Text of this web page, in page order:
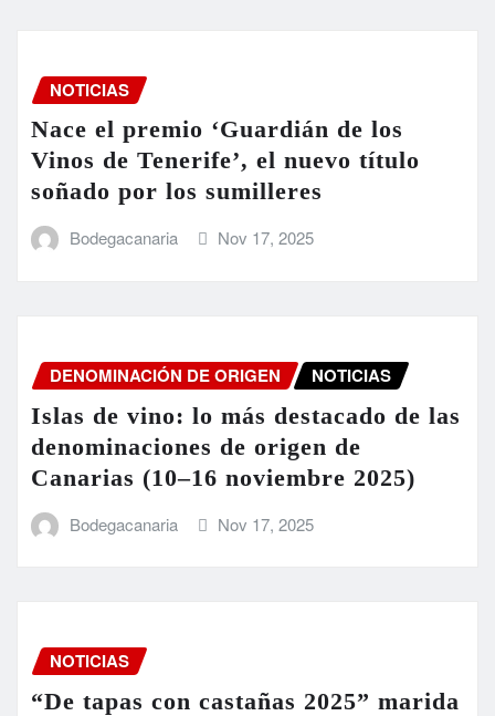
NOTICIAS
Nace el premio ‘Guardián de los
Vinos de Tenerife’, el nuevo título
soñado por los sumilleres
Bodegacanaria Nov 17, 2025
DENOMINACIÓN DE ORIGEN NOTICIAS
Islas de vino: lo más destacado de las
denominaciones de origen de
Canarias (10–16 noviembre 2025)
Bodegacanaria Nov 17, 2025
NOTICIAS
“De tapas con castañas 2025” marida